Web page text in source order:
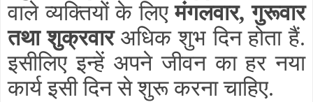
वाले व्यक्तियों के लिएमंगलवार, गुरूवार
तथा शुक्रवारअधिक शुभ दिन होता हैं.
इसीलिए इन्हें अपने जीवन का हर नया
कार्य इसी दिन से शुरू करना चाहिए.